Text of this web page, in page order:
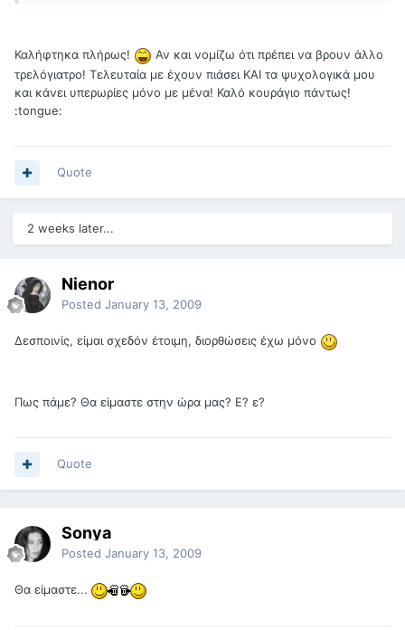
Καλήφτηκα πλήρως!
Αν και νομίζω ότι πρέπει να βρουν άλλο
τρελόγιατρο! Τελευταία με έχουν πιάσει ΚΑΙ τα ψυχολογικά μου
και κάνει υπερωρίες μόνο με μένα! Καλό κουράγιο πάντως!
:tongue:
Quote
2 weeks later...
Nienor
Posted January 13, 2009
Δεσποινίς, είμαι σχεδόν έτοιμη, διορθώσεις έχω μόνο
Πως πάμε? Θα είμαστε στην ώρα μας? Ε? ε?
Quote
Sonya
Posted January 13, 2009
Θα είμαστε...